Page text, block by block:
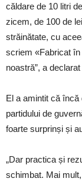
căldare de 10 litri
zicem, de 100 de
străinătate, cu
scriem «Fabricat
noastră”, a
El a amintit că
partidului de
foarte surprinși și
„Dar practica și
schimbat. Mai